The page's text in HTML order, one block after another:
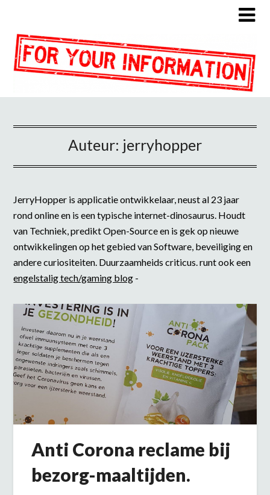
Auteur: jerryhopper
JerryHopper is applicatie ontwikkelaar, neust al 23 jaar
rond online en is een typische internet-dinosaurus. Houdt
van Techniek, predikt Open-Source en is gek op nieuwe
ontwikkelingen op het gebied van Software, beveiliging en
andere curiositeiten. Duurzaamheids criticus. runt ook een
engelstalig tech/gaming blog -
Anti Corona reclame bij
bezorg-maaltijden.